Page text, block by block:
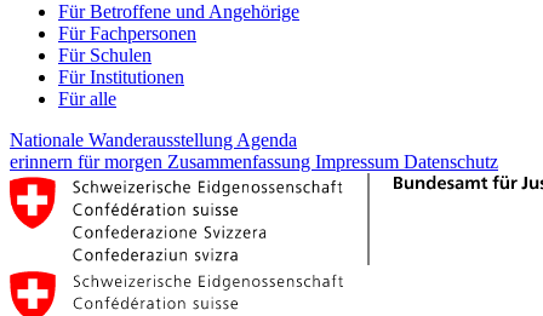
Für Betroffene und Angehörige
Für Fachpersonen
Für Schulen
Für Institutionen
Für alle
Nationale Wanderausstellung Agenda
erinnern für morgen Zusammenfassung Impressum Datenschutz